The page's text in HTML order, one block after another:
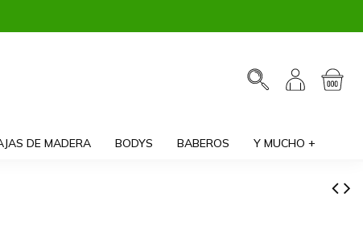
DE MADERA BODYS BABEROS Y MUCHO +